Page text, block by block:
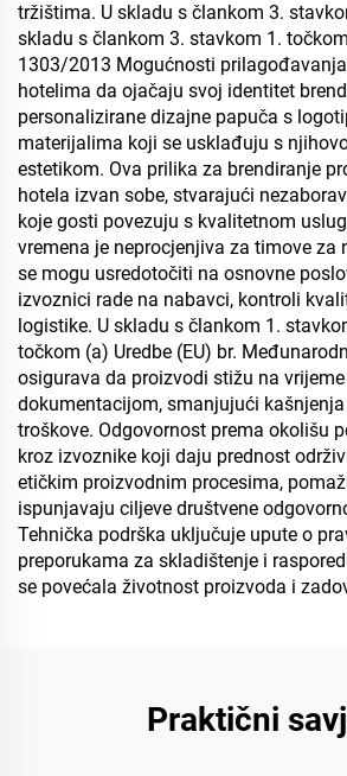
tržištima. U skladu s člankom 3.
skladu s člankom 3. stavkom 1.
1303/2013 Mogućnosti
hotelima da ojačaju svoj identitet
personalizirane dizajne papuča s
materijalima koji se usklađuju s
estetikom. Ova prilika za brendiranje
hotela izvan sobe, stvarajući
koje gosti povezuju s kvalitetnom
vremena je neprocjenjiva za timove za
se mogu usredotočiti na osnovne
izvoznici rade na nabavci, kontroli
logistike. U skladu s člankom 1.
točkom (a) Uredbe (EU) br.
osigurava da proizvodi stižu na
dokumentacijom, smanjujući
troškove. Odgovornost prema okolišu
kroz izvoznike koji daju prednost
etičkim proizvodnim procesima,
ispunjavaju ciljeve društvene
Tehnička podrška uključuje upute o
preporukama za skladištenje i
se povećala životnost proizvoda i
Praktični